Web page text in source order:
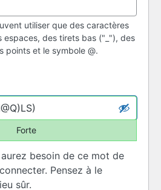
utiliser que des caractères
espaces, des tirets bas ("_"), des
points et le symbole @.
Forte
besoin de ce mot de
Pensez à le
sûr.